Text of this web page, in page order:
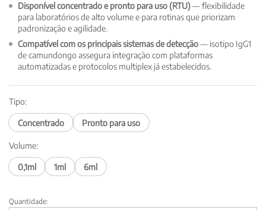
Disponível concentrado e pronto para uso (RTU)— flexibilidade
para laboratórios de alto volume e para rotinas que priorizam
padronização e agilidade.
Compatível com os principais sistemas de detecção— isotipo IgG1
de camundongo assegura integração com plataformas
automatizadas e protocolos multiplex já estabelecidos.
Tipo:
Concentrado Pronto para uso
Volume:
0,1ml 1ml 6ml
Anticorpo
Quantidade: